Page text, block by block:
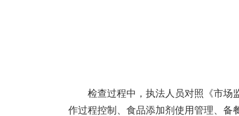
检查过程中，执法人员对照《市场
作过程控制、食品添加剂使用管理、备